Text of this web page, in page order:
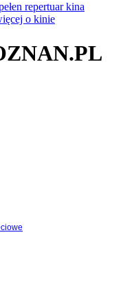
repertuar kina
o kinie